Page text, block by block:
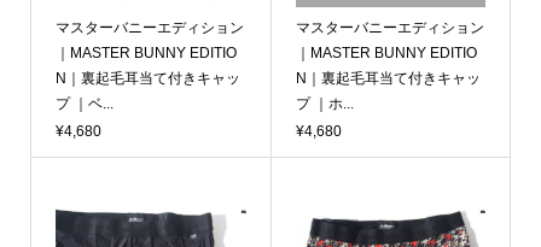
マスターバニーエディション
｜MASTER BUNNY EDITIO
N｜裏起毛耳当て付きキャッ
プ ｜ベ...
¥4,680
マスターバニーエディション
｜MASTER BUNNY EDITIO
N｜裏起毛耳当て付きキャッ
プ ｜ホ...
¥4,680